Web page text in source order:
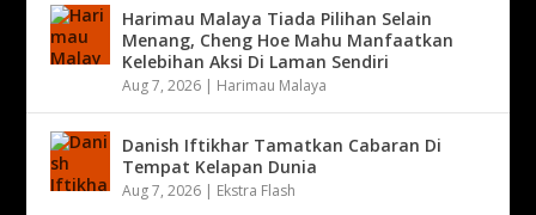
Harimau Malaya Tiada Pilihan Selain
Menang, Cheng Hoe Mahu Manfaatkan
Kelebihan Aksi Di Laman Sendiri
Aug 7, 2026 | Harimau Malaya
Danish Iftikhar Tamatkan Cabaran Di
Tempat Kelapan Dunia
Aug 7, 2026 | Ekstra Flash